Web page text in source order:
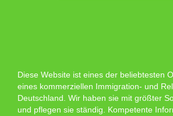
Diese Website ist eines der beliebtesten
eines kommerziellen Immigration- und
Deutschland. Wir haben sie mit größter
und pflegen sie ständig. Kompetente